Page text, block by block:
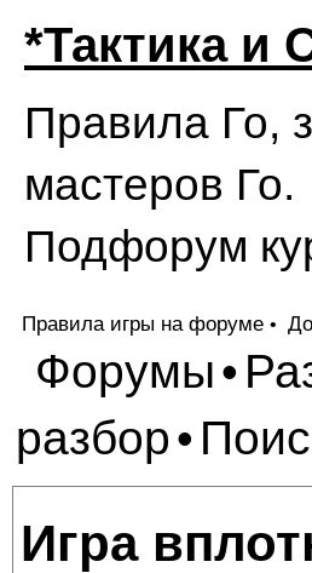
*Тактика и
Правила Го,
мастеров Го.
Подфорум
Правила игры на форуме •
Форумы•
разбор•
Игра